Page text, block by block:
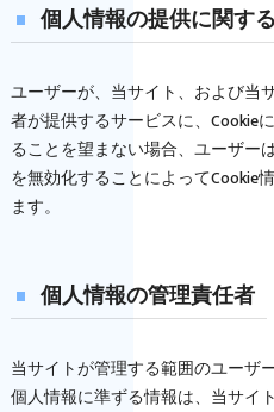
個人情報の提供に関す
ユーザーが、当サイト、および当
者が提供するサービスに、Cookie
ることを望まない場合、ユーザー
を無効化することによってCookie
ます。
個人情報の管理責任者
当サイトが管理する範囲のユーザ
個人情報に準ずる情報は、当サイ